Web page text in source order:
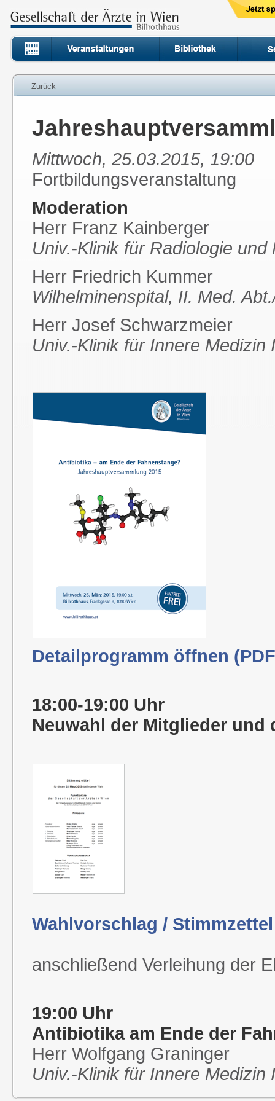
Zurück
Mittwoch, 25.03.2015, 19:00
Fortbildungsveranstaltung
Moderation
Herr Franz Kainberger
Univ.-Klinik für Radiologie
Herr Friedrich Kummer
Wilhelminenspital, II. Med.
Herr Josef Schwarzmeier
Univ.-Klinik für Innere
Detailprogramm öffnen
18:00-19:00 Uhr
Neuwahl der Mitglieder und
Wahlvorschlag /
anschließend Verleihung der
19:00 Uhr
Antibiotika am Ende der
Herr Wolfgang Graninger
Univ.-Klinik für Innere Medizin